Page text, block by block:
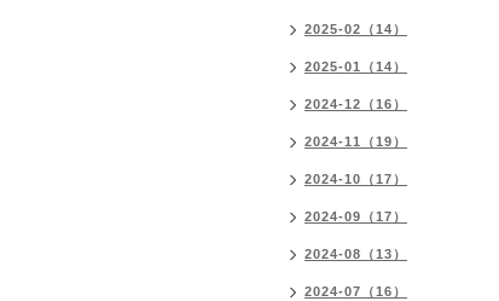
2025-02（14）
2025-01（14）
2024-12（16）
2024-11（19）
2024-10（17）
2024-09（17）
2024-08（13）
2024-07（16）